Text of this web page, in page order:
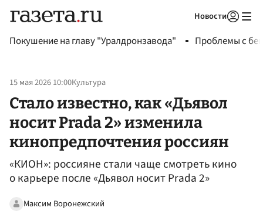
Новости
Покушение на главу "Уралдронзавода" Проблемы с
15 мая 2026 10:00Культура
Стало известно, как «Дьявол
носит Prada 2» изменила
кинопредпочтения россиян
«КИОН»: россияне стали чаще смотреть кино
о карьере после «Дьявол носит Prada 2»
Максим Воронежский